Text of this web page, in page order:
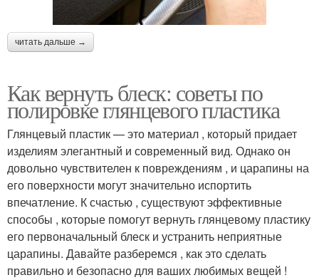
читать дальше →
Как вернуть блеск: советы по
полировке глянцевого пластика
Глянцевый пластик — это материал , который придает
изделиям элегантный и современный вид. Однако он
довольно чувствителен к повреждениям , и царапины на
его поверхности могут значительно испортить
впечатление. К счастью , существуют эффективные
способы , которые помогут вернуть глянцевому пластику
его первоначальный блеск и устранить неприятные
царапины. Давайте разберемся , как это сделать
правильно и безопасно для ваших любимых вещей !